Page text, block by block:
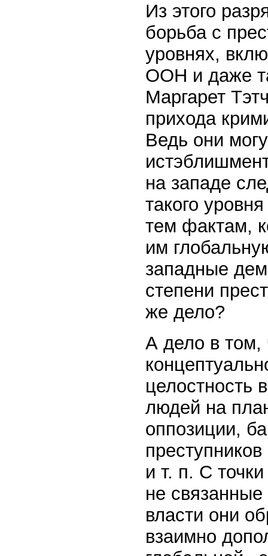
Из этого
борьба с
уровнях,
ООН и даже
Маргарет
прихода
Ведь они
на западе
такого
тем фактам,
им
западные
степени
же дело?
А дело в том,
целостность
людей на
оппозиции,
и т. п. С
не
власти они
взаимно